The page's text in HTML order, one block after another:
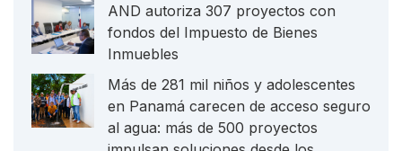
AND autoriza 307 proyectos con
fondos del Impuesto de Bienes
Inmuebles
Más de 281 mil niños y adolescentes
en Panamá carecen de acceso seguro
al agua: más de 500 proyectos